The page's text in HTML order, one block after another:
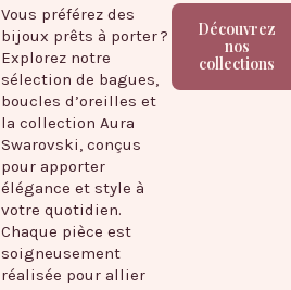
Vous préférez des
bijoux prêts à porter ?
Explorez notre
sélection de bagues,
boucles d’oreilles et
la collection Aura
Swarovski, conçus
pour apporter
élégance et style à
votre quotidien.
Chaque pièce est
soigneusement
réalisée pour allier
Découvrez
nos
collections